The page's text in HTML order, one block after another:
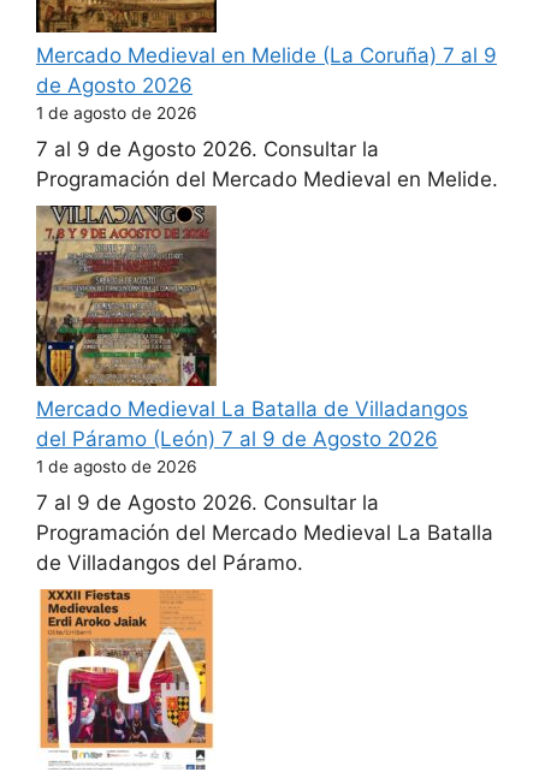
Mercado Medieval en Melide (La Coruña) 7 al 9
de Agosto 2026
1 de agosto de 2026
7 al 9 de Agosto 2026. Consultar la
Programación del Mercado Medieval en Melide.
Mercado Medieval La Batalla de Villadangos
del Páramo (León) 7 al 9 de Agosto 2026
1 de agosto de 2026
7 al 9 de Agosto 2026. Consultar la
Programación del Mercado Medieval La Batalla
de Villadangos del Páramo.